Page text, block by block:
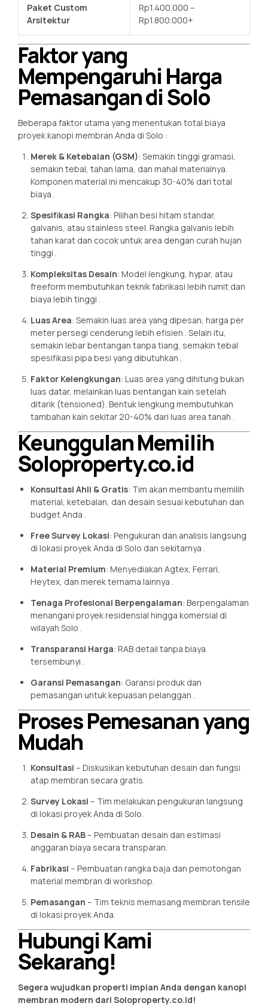
Paket Custom
Arsitektur
Rp1.400.000 –
Rp1.800.000+
Faktor yang
Mempengaruhi Harga
Pemasangan di Solo
Beberapa faktor utama yang menentukan total biaya
proyek kanopi membran Anda di Solo :
Merek & Ketebalan (GSM): Semakin tinggi gramasi,
semakin tebal, tahan lama, dan mahal materialnya.
Komponen material ini mencakup 30-40% dari total
biaya .
Spesifikasi Rangka: Pilihan besi hitam standar,
galvanis, atau stainless steel. Rangka galvanis lebih
tahan karat dan cocok untuk area dengan curah hujan
tinggi .
Kompleksitas Desain: Model lengkung, hypar, atau
freeform membutuhkan teknik fabrikasi lebih rumit dan
biaya lebih tinggi .
Luas Area: Semakin luas area yang dipesan, harga per
meter persegi cenderung lebih efisien . Selain itu,
semakin lebar bentangan tanpa tiang, semakin tebal
spesifikasi pipa besi yang dibutuhkan .
Faktor Kelengkungan: Luas area yang dihitung bukan
luas datar, melainkan luas bentangan kain setelah
ditarik (tensioned). Bentuk lengkung membutuhkan
tambahan kain sekitar 20-40% dari luas area tanah .
Keunggulan Memilih
Soloproperty.co.id
Konsultasi Ahli & Gratis: Tim akan membantu memilih
material, ketebalan, dan desain sesuai kebutuhan dan
budget Anda .
Free Survey Lokasi: Pengukuran dan analisis langsung
di lokasi proyek Anda di Solo dan sekitarnya .
Material Premium: Menyediakan Agtex, Ferrari,
Heytex, dan merek ternama lainnya .
Tenaga Profesional Berpengalaman: Berpengalaman
menangani proyek residensial hingga komersial di
wilayah Solo .
Transparansi Harga: RAB detail tanpa biaya
tersembunyi .
Garansi Pemasangan: Garansi produk dan
pemasangan untuk kepuasan pelanggan .
Proses Pemesanan yang
Mudah
Konsultasi – Diskusikan kebutuhan desain dan fungsi
atap membran secara gratis.
Survey Lokasi – Tim melakukan pengukuran langsung
di lokasi proyek Anda di Solo.
Desain & RAB– Pembuatan desain dan estimasi
anggaran biaya secara transparan.
Fabrikasi – Pembuatan rangka baja dan pemotongan
material membran di workshop.
Pemasangan – Tim teknis memasang membran tensile
di lokasi proyek Anda.
Hubungi Kami
Sekarang!
Segera wujudkan properti impian Anda dengan kanopi
membran modern dari Soloproperty.co.id!